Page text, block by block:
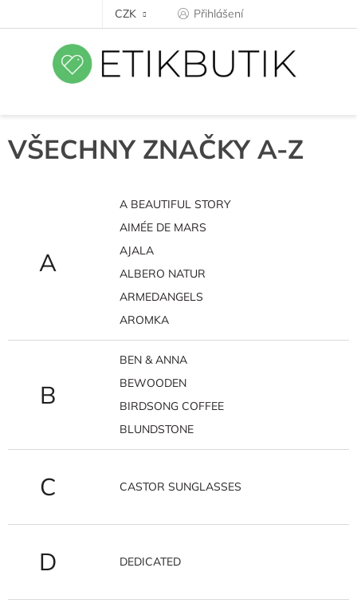
CZK Přihlášení
VŠECHNY ZNAČKY A-Z
A
A BEAUTIFUL STORY
AIMÉE DE MARS
AJALA
ALBERO NATUR
ARMEDANGELS
AROMKA
B
BEN & ANNA
BEWOODEN
BIRDSONG COFFEE
BLUNDSTONE
C CASTOR SUNGLASSES
D DEDICATED